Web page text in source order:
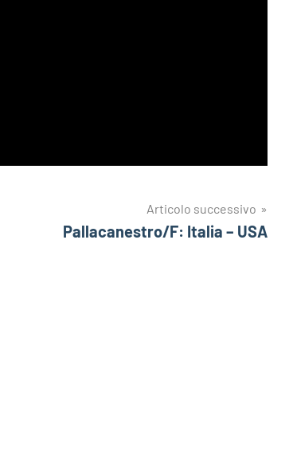
Articolo successivo
Pallacanestro/F: Italia – USA